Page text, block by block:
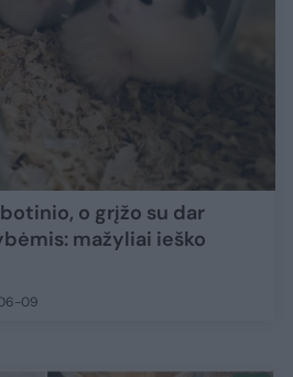
o grįžo su dar
mažyliai ieško
09